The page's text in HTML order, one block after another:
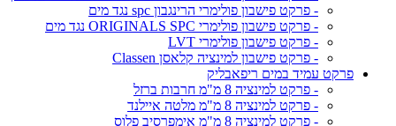
- פרקט פישבון פולימרי הרינגבון spc נגד מים
- פרקט פישבון פולימרי ORIGINALS SPC נגד מים
- פרקט פישבון פולימרי LVT
- פרקט פישבון למינציה קלאסן Classen
פרקט עמיד במים ריפאבליק
- פרקט למינציה 8 מ"מ חרבות ברזל
- פרקט למינציה 8 מ"מ מלטה איילנד
- פרקט למינציה 8 מ"מ אימפרסיב פלוס